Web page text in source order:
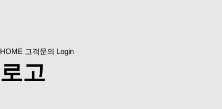
HOME 고객문의 Login
로고